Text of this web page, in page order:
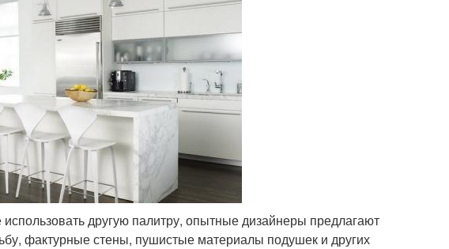
другую палитру, опытные дизайнеры предлагают
фактурные стены, пушистые материалы подушек и других